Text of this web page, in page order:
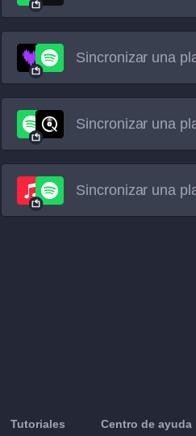
Sincronizar una
Sincronizar una
Sincronizar una
Tutoriales Centro de ayuda